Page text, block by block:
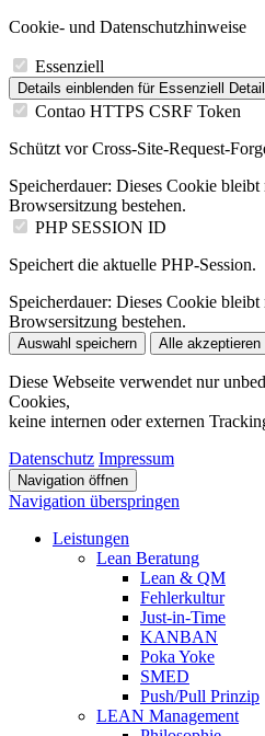
Cookie- und Datenschutzhinweise
Essenziell
Details einblenden für Essenziell
Contao HTTPS CSRF Token
Schützt vor Cross-Site-Request-
Speicherdauer: Dieses Cookie
Browsersitzung bestehen.
PHP SESSION ID
Speichert die aktuelle PHP-Session.
Speicherdauer: Dieses Cookie
Browsersitzung bestehen.
Auswahl speichern Alle akzeptieren
Diese Webseite verwendet nur
Cookies,
keine internen oder externen
Datenschutz Impressum
Navigation öffnen
Navigation überspringen
Leistungen
Lean Beratung
Lean & QM
Fehlerkultur
Just-in-Time
KANBAN
Poka Yoke
SMED
Push/Pull Prinzip
LEAN Management